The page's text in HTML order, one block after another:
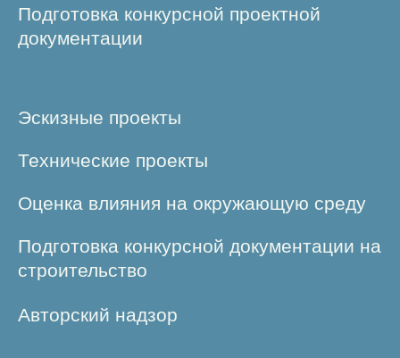
Подготовка конкурсной проектной
документации
Эскизные проекты
Технические проекты
Оценка влияния на окружающую среду
Подготовка конкурсной документации на
строительство
Авторский надзор